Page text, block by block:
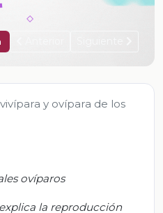
y ovípara de los
ovíparos
explica la reproducción